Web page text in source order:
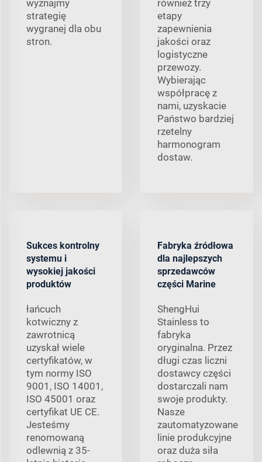
wyznajmy
strategię
wygranej dla obu
stron.
również trzy
etapy
zapewnienia
jakości oraz
logistyczne
przewozy.
Wybierając
współpracę z
nami, uzyskacie
Państwo bardziej
rzetelny
harmonogram
dostaw.
Sukces kontrolny
systemu i
wysokiej jakości
produktów
łańcuch
kotwiczny z
zawrotnicą
uzyskał wiele
certyfikatów, w
tym normy ISO
9001, ISO 14001,
ISO 45001 oraz
certyfikat UE CE.
Jesteśmy
renomowaną
odlewnią z 35-
Fabryka źródłowa
dla najlepszych
sprzedawców
części Marine
ShengHui
Stainless to
fabryka
oryginalna. Przez
długi czas liczni
dostawcy części
dostarczali nam
swoje produkty.
Nasze
zautomatyzowane
linie produkcyjne
oraz duża siła